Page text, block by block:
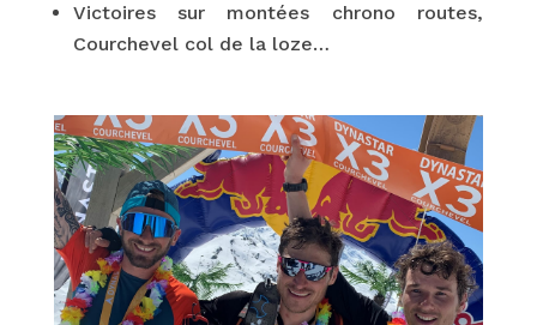
Victoires sur montées chrono routes,
Courchevel col de la loze…